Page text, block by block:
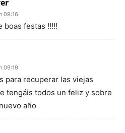
09:16
boas festas !!!!!
09:19
para recuperar las viejas
tengáis todos un feliz y sobre
año